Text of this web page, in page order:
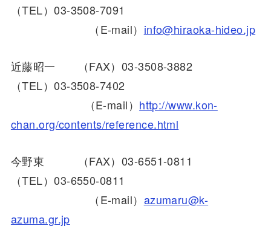
（TEL）03-3508-7091
（E-mail） info@hiraoka-hideo.jp
近藤昭一 （FAX）03-3508-3882
（TEL）03-3508-7402
（E-mail） http://www.kon-
chan.org/contents/reference.html
今野東 （FAX）03-6551-0811
（TEL）03-6550-0811
（E-mail） azumaru@k-
azuma.gr.jp